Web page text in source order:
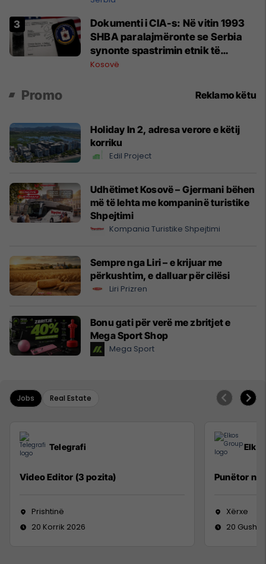
Paunoviq
Dokumenti i CIA-s: Në vitin 1993
SHBA paralajmëronte se Serbia
synonte spastrimin etnik të
Kosovës dhe destabilizimin e
Kosovë
Promo Reklamo këtu
Holiday In 2, adresa verore e këtij
korriku
Edil Project
Udhëtimet Kosovë – Gjermani bëhen
më të lehta me kompaninë turistike
Shpejtimi
Kompania Turistike Shpejtimi
Sempre nga Liri – e krijuar me
përkushtim, e dalluar për cilësi
Liri Prizren
Bonu gati për verë me zbritjet e
Mega Sport Shop
Mega Sport
Jobs Real Estate
Telegrafi
Video Editor (3 pozita)
Prishtinë
20 Korrik 2026
Punëtor në
Xërxe
20 Gusht